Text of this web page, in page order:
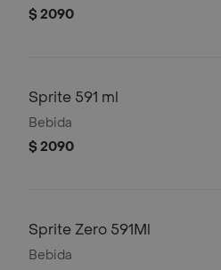
$ 2090
Sprite 591 ml
Bebida
$ 2090
Sprite Zero 591Ml
Bebida